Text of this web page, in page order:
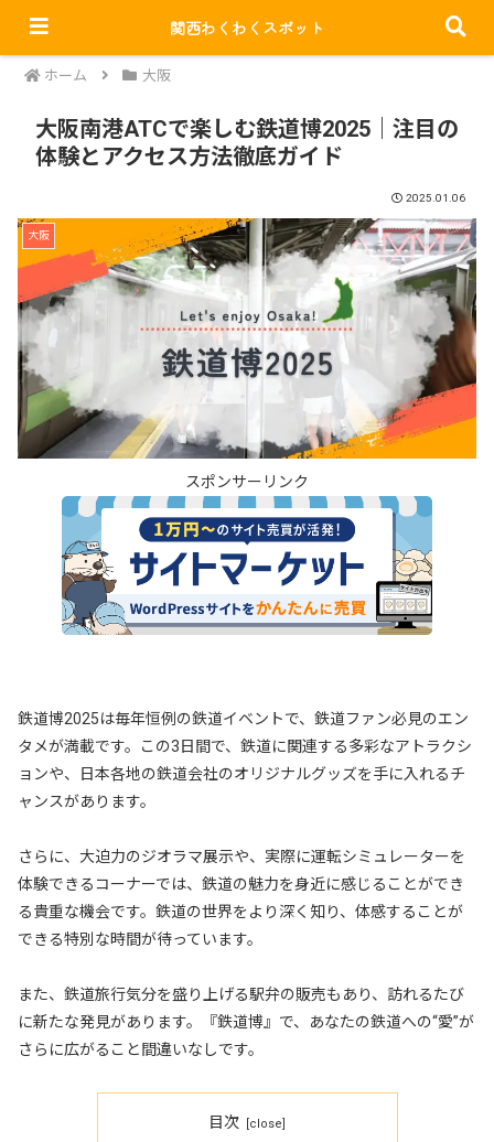
PR
ホーム 大阪
大阪南港ATCで楽しむ鉄道博2025｜注目の
体験とアクセス方法徹底ガイド
大阪
2025.01.06
スポンサーリンク
鉄道博2025は毎年恒例の鉄道イベントで、鉄道ファン必見のエン
タメが満載です。この3日間で、鉄道に関連する多彩なアトラクシ
ョンや、日本各地の鉄道会社のオリジナルグッズを手に入れるチ
ャンスがあります。
さらに、大迫力のジオラマ展示や、実際に運転シミュレーターを
体験できるコーナーでは、鉄道の魅力を身近に感じることができ
る貴重な機会です。鉄道の世界をより深く知り、体感することが
できる特別な時間が待っています。
また、鉄道旅行気分を盛り上げる駅弁の販売もあり、訪れるたび
に新たな発見があります。『鉄道博』で、あなたの鉄道への“愛”が
さらに広がること間違いなしです。
目次
関西わくわくスポット